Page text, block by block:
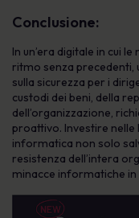
Conclusione:
In un’era digitale in cui
ritmo senza
sulla sicurezza per i
custodi dei beni, della
dell’organizzazione,
proattivo. Investire
informatica non solo
resistenza dell’intera
minacce informatiche